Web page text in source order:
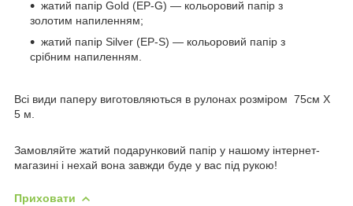
жатий папір Gold (EP-G) — кольоровий папір з
золотим напиленням;
жатий папір Silver (EP-S) — кольоровий папір з
срібним напиленням.
Всі види паперу виготовляються в рулонах розміром 75см Х
5 м.
Замовляйте жатий подарунковий папір у нашому інтернет-
магазині і нехай вона завжди буде у вас під рукою!
Приховати